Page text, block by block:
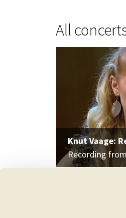
All
Knut Vaage:
Recording